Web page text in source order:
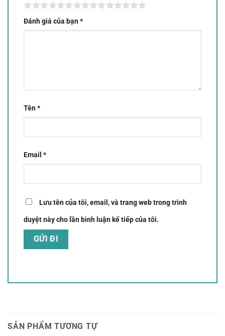
Đánh giá của bạn*
Tên*
Email *
Lưu tên của tôi, email, và trang web trong trình
duyệt này cho lần bình luận kế tiếp của tôi.
SẢN PHẨM TƯƠNG TỰ